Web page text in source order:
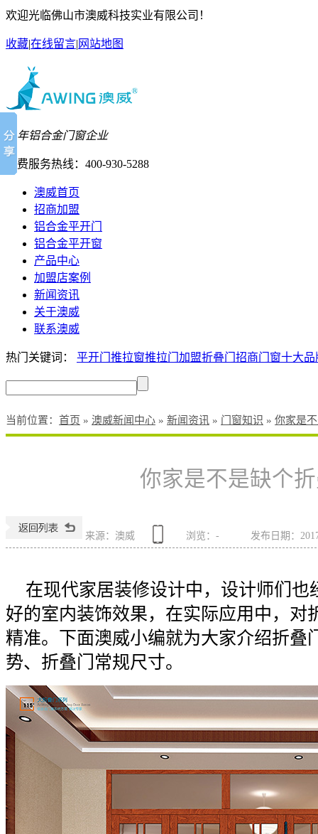
欢迎光临佛山市澳威科技实业有限公司！
收藏|在线留言| 网站地图
26年铝合金门窗企业
免费服务热线： 400-930-5288
澳威首页
招商加盟
铝合金平开门
铝合金平开窗
产品中心
加盟店案例
新闻资讯
关于澳威
联系澳威
热门关键词： 平开门 推拉窗推拉门加盟折叠门招商门窗十大品
当前位置： 首页 » 澳威新闻中心 » 新闻资讯 » 门窗知识 » 你家是
你家是不是缺个
来源：澳威 浏览： - 发布日期：
在现代家居装修设计中，设计师们也
好的室内装饰效果，在实际应用中，对
精准。下面澳威小编就为大家介绍折叠
势、折叠门常规尺寸。